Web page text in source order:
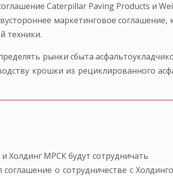
Caterpillar Paving Products и
маркетинговое
техники.
рынки сбыта
крошки из рециклированного
и Холдинг МРСК будут сотрудничать
о сотрудничестве с